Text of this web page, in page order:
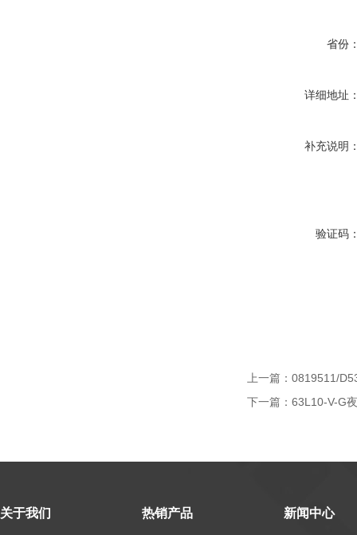
省份
详细地址
补充说明
验证码
上一篇： 0819511/
下一篇： 63L10-V-G
关于我们 热销产品 新闻中心